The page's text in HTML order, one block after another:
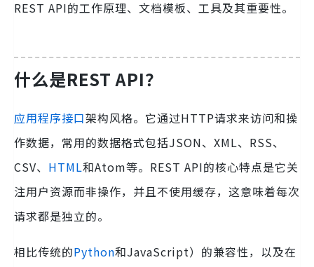
REST API的工作原理、文档模板、工具及其重要性。
什么是REST API？
应用程序接口架构风格。它通过HTTP请求来访问和操
作数据，常用的数据格式包括JSON、XML、RSS、
CSV、 HTML和Atom等。REST API的核心特点是它关
注用户资源而非操作，并且不使用缓存，这意味着每次
请求都是独立的。
相比传统的Python和JavaScript）的兼容性，以及在